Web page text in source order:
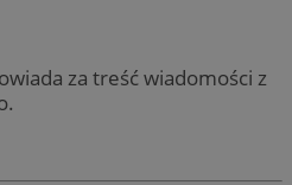
za treść wiadomości z